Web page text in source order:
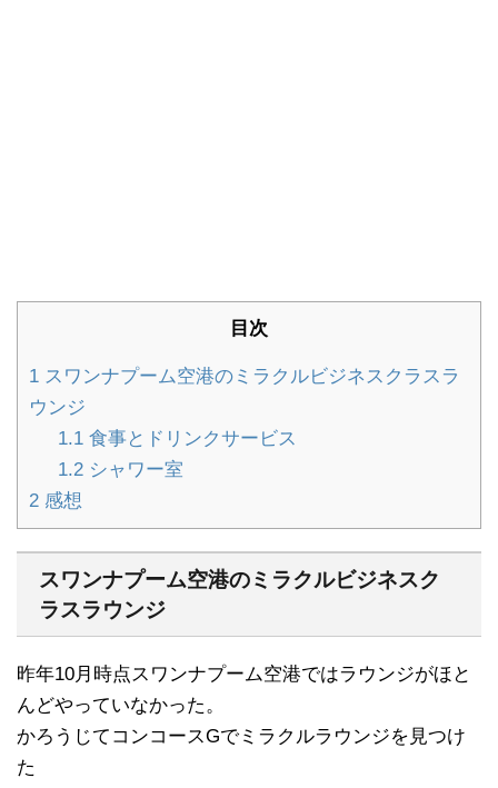
目次
1 スワンナプーム空港のミラクルビジネスクラスラ
ウンジ
1.1食事とドリンクサービス
1.2シャワー室
2 感想
スワンナプーム空港のミラクルビジネスク
ラスラウンジ
昨年10月時点スワンナプーム空港ではラウンジがほと
んどやっていなかった。
かろうじてコンコースGでミラクルラウンジを見つけ
た